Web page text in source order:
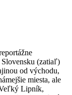
(zatiaľ)
od východu,
miesta, ale
Lipník,